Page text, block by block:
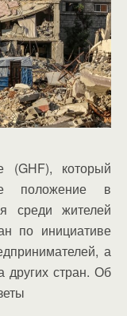
(GHF), который
положение в
среди жителей
по инициативе
а
стран. Об